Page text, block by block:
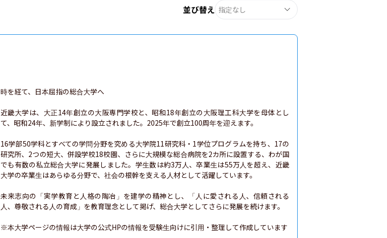
並び替え 指定なし
時を経て、日本屈指の総合大学へ
近畿大学は、大正14年創立の大阪専門学校と、昭和18年創立の大阪理工科大学を母体とし
て、昭和24年、新学制により設立されました。2025年で創立100周年を迎えます。
16学部50学科とすべての学問分野を究める大学院11研究科・1学位プログラムを持ち、17の
研究所、2つの短大、併設学校18校園、さらに大規模な総合病院を2カ所に設置する、わが国
でも有数の私立総合大学に発展しました。学生数は約3万人、卒業生は55万人を超え、近畿
大学の卒業生はあらゆる分野で、社会の根幹を支える人材として活躍しています。
未来志向の「実学教育と人格の陶冶」を建学の精神とし、「人に愛される人、信頼される
人、尊敬される人の育成」を教育理念として掲げ、総合大学としてさらに発展を続けます。
※本大学ページの情報は大学の公式HPの情報を受験生向けに引用・整理して作成しています